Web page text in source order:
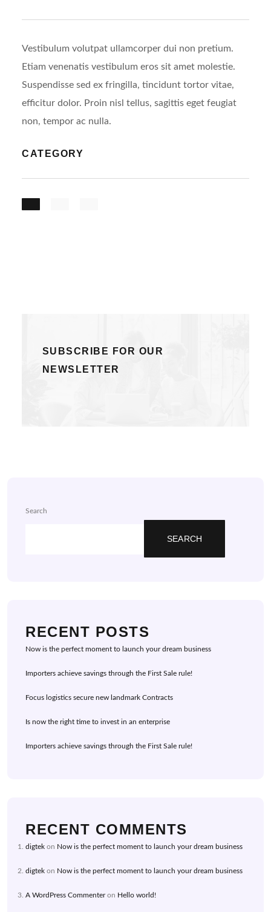
Vestibulum volutpat ullamcorper dui non pretium.
Etiam venenatis vestibulum eros sit amet molestie.
Suspendisse sed ex fringilla, tincidunt tortor vitae,
efficitur dolor. Proin nisl tellus, sagittis eget feugiat
non, tempor ac nulla.
CATEGORY
SUBSCRIBE FOR OUR
NEWSLETTER
Search
SEARCH
RECENT POSTS
Now is the perfect moment to launch your dream business
Importers achieve savings through the First Sale rule!
Focus logistics secure new landmark Contracts
Is now the right time to invest in an enterprise
Importers achieve savings through the First Sale rule!
RECENT COMMENTS
digtek on Now is the perfect moment to launch your dream business
digtek on Now is the perfect moment to launch your dream business
A WordPress Commenteron Hello world!